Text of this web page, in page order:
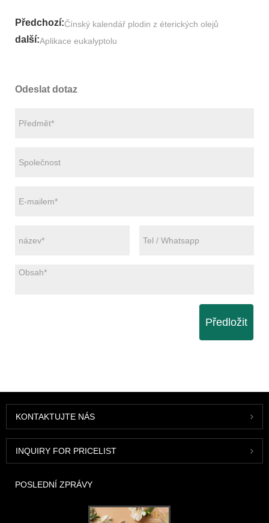
Předchozí:Čínský kalendář plodin z éterických olejů
další:Aplikace eukalyptolu
Odeslat dotaz
Předložit
KONTAKTUJTE NÁS
INQUIRY FOR PRICELIST
POSLEDNÍ ZPRÁVY